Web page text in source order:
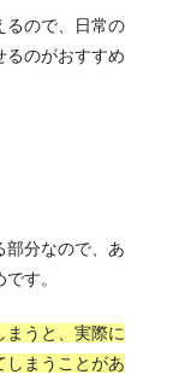
るので、日常の
るのがおすすめ
部分なので、あ
す。
まうと、実際に
しまうことがあ